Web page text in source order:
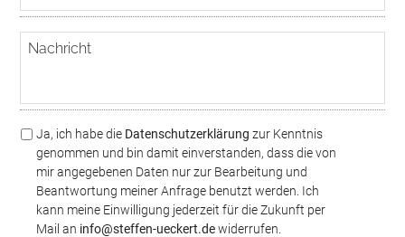
r
*
a
N
r
iD Ja, ich habe die Datenschutzerklärung zur Kenntnis
genommen und bin damit einverstanden, dass die von
mir angegebenen Daten nur zur Bearbeitung und
Beantwortung meiner Anfrage benutzt werden. Ich
kann meine Einwilligung jederzeit für die Zukunft per
Mail an info@steffen-ueckert.dewiderrufen.